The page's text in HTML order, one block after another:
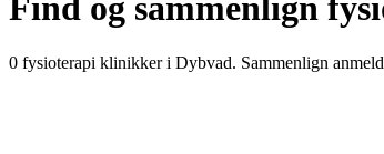
0 fysioterapi klinikker i Dybvad. Sammenlign